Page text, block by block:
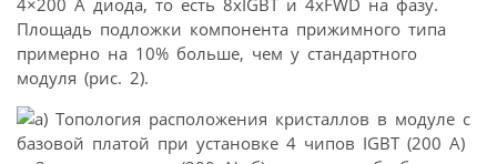
4×200 А диода, то есть 8xIGBT и 4xFWD на фазу.
Площадь подложки компонента прижимного типа
примерно на 10% больше, чем у стандартного
модуля (рис. 2).